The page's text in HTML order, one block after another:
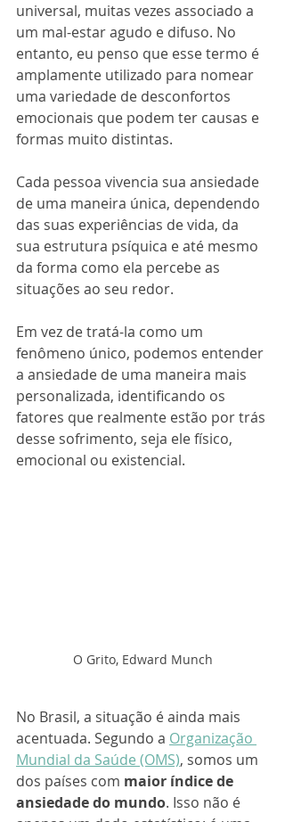
universal, muitas vezes associado a
um mal-estar agudo e difuso. No
entanto, eu penso que esse termo é
amplamente utilizado para nomear
uma variedade de desconfortos
emocionais que podem ter causas e
formas muito distintas.
Cada pessoa vivencia sua ansiedade
de uma maneira única, dependendo
das suas experiências de vida, da
sua estrutura psíquica e até mesmo
da forma como ela percebe as
situações ao seu redor.
Em vez de tratá-la como um
fenômeno único, podemos entender
a ansiedade de uma maneira mais
personalizada, identificando os
fatores que realmente estão por trás
desse sofrimento, seja ele físico,
emocional ou existencial.
O Grito, Edward Munch
No Brasil, a situação é ainda mais
acentuada. Segundo a Organização
Mundial da Saúde (OMS), somos um
dos países com maior índice de
ansiedade do mundo. Isso não é